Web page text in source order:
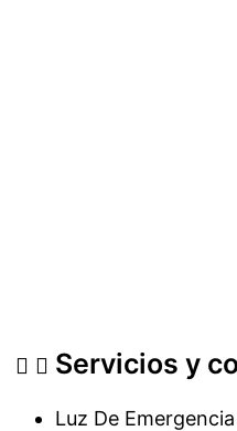
Servicios y
Luz De Emergencia